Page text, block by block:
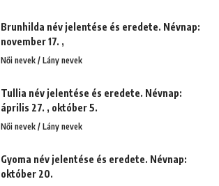
Brunhilda név jelentése és eredete. Névnap:
november 17. ,
Női nevek / Lány nevek
Tullia név jelentése és eredete. Névnap:
április 27. , október 5.
Női nevek / Lány nevek
Gyoma név jelentése és eredete. Névnap:
október 20.